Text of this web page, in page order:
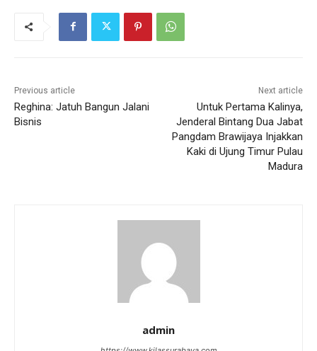
Previous article
Reghina: Jatuh Bangun Jalani
Bisnis
Next article
Untuk Pertama Kalinya,
Jenderal Bintang Dua Jabat
Pangdam Brawijaya Injakkan
Kaki di Ujung Timur Pulau
Madura
admin